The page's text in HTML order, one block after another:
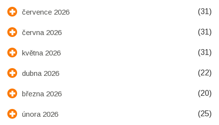
července 2026 (31)
června 2026 (31)
května 2026 (31)
dubna 2026 (22)
března 2026 (20)
února 2026 (25)